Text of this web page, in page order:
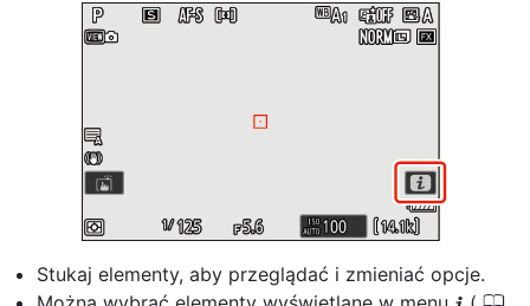
Stukaj elementy, aby przeglądać i zmieniać opcje.